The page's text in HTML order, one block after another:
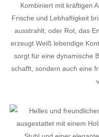
Kombiniert mit kräftigen
Frische und Lebhaftigkeit
ausstrahlt, oder Rot, das
erzeugt Weiß lebendige
sorgt für eine dynamische
schafft, sondern auch eine